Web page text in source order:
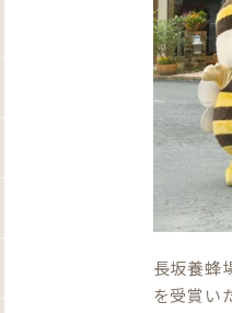
長坂養蜂
を受賞い